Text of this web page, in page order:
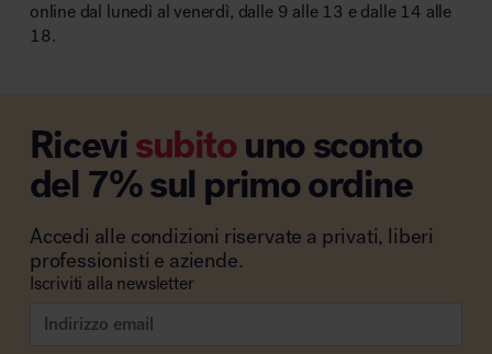
online dal lunedì al venerdì, dalle 9 alle 13 e dalle 14 alle
18.
Ricevisubitouno sconto
del 7% sul primo ordine
Accedi alle condizioni riservate a privati, liberi
professionisti e aziende.
Iscriviti alla newsletter